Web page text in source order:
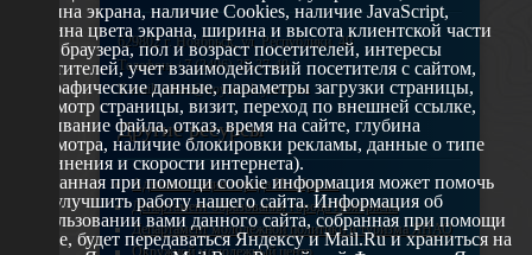
629802 г. Ноябрьск, ул. Республики, 49
Телефон: +7 (3496) 35-37-49
E-mail: udsm@noyabrsk.yanao.ru
Другие ресурсы
Администрация города Ноябрьска
Департамент образования города Ноябрьска
Департамент молодежной политики и туризма ЯНАО
Окружной молодежный центр
ширина экрана, наличие Cookies, наличие JavaScript,
глубина цвета экрана, ширина и высота клиентской части
окна браузера, пол и возраст посетителей, интересы
посетителей, учет взаимодействий посетителя с сайтом,
географические данные, параметры загрузки страницы,
просмотр страницы, визит, переход по внешней ссылке,
cкачивание файла, отказ, время на сайте, глубина
просмотра, наличие блокировки рекламы, данные о типе
соединения и скорости интернета).
Собранная при помощи cookie информация может помочь
нам улучшить работу нашего сайта. Информация об
использовании вами данного сайта, собранная при помощи
cookie, будет передаваться Яндексу и Mail.Ru и храниться на